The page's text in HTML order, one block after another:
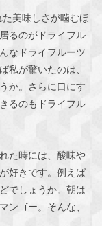
美味しさが噛むほ
るのがドライフル
なドライフルーツ
私が驚いたのは、
か。さらに口にす
るのもドライフル
た時には、酸味や
好きです。例えば
でしょうか。朝は
ンゴー。そんな、